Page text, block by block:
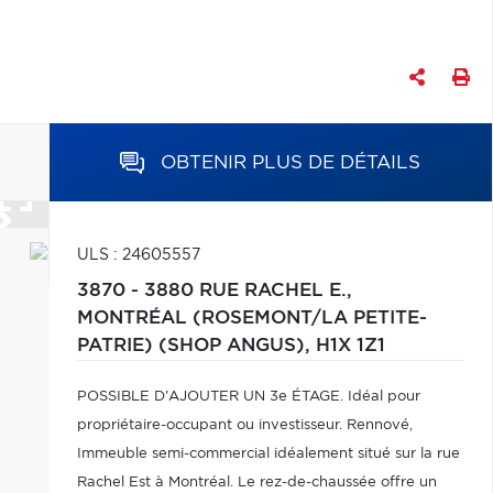
OBTENIR PLUS DE DÉTAILS
ULS : 24605557
3870 - 3880 RUE RACHEL E.,
MONTRÉAL (ROSEMONT/LA PETITE-
PATRIE) (SHOP ANGUS), H1X 1Z1
POSSIBLE D'AJOUTER UN 3e ÉTAGE. Idéal pour
propriétaire-occupant ou investisseur. Rennové,
Immeuble semi-commercial idéalement situé sur la rue
Rachel Est à Montréal. Le rez-de-chaussée offre un